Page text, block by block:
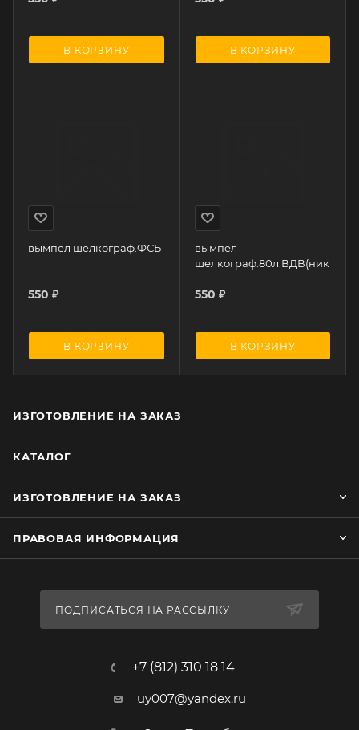
В КОРЗИНУ В КОРЗИНУ
вымпел шелкограф.ФСБ
550 ₽
В КОРЗИНУ
вымпел
550 ₽
В КОРЗИНУ
ИЗГОТОВЛЕНИЕ НА ЗАКАЗ
КАТАЛОГ
ИЗГОТОВЛЕНИЕ НА ЗАКАЗ
ПРАВОВАЯ ИНФОРМАЦИЯ
ПОДПИСАТЬСЯ НА РАССЫЛКУ
+7 (812) 310 18 14
uy007@yandex.ru